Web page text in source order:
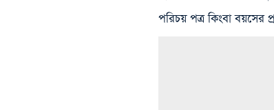
পরিচয় পত্র কিংবা বয়সের